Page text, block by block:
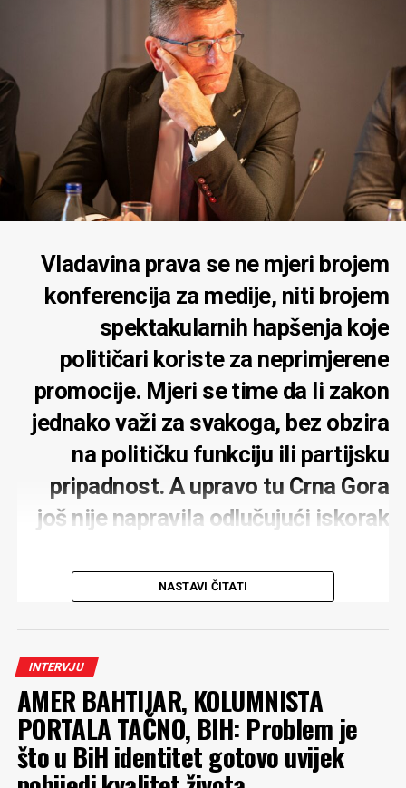
Vladavina prava se ne mjeri brojem
konferencija za medije, niti brojem
spektakularnih hapšenja koje
političari koriste za neprimjerene
promocije. Mjeri se time da li zakon
jednako važi za svakoga, bez obzira
na političku funkciju ili partijsku
pripadnost. A upravo tu Crna Gora
još nije napravila odlučujući iskorak
MONITOR:Zbog gradnje hotelskog kompleksa
kompanije Carine u Baošićima podnijeli ste krivičnu
RADULOVIĆ: Suština prijave prevazilazi ovaj
građevinski projekat. Jasno je da su Crnoj Gori potrebne
investicije, ali je ozbiljan problem što se one u velikom
broju slučajeva sprovode uz kršenje zakona koje ukazuje
NASTAVI ČITATI
INTERVJU
AMER BAHTIJAR, KOLUMNISTA
PORTALA TAČNO, BIH: Problem je
što u BiH identitet gotovo uvijek